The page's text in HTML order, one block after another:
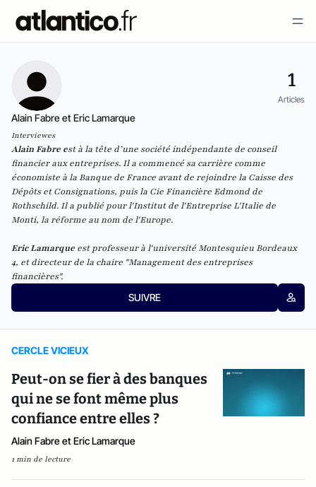
1
Articles
Alain Fabre et Eric Lamarque
Interviewes
Alain Fabre est à la tête d’une société indépendante de conseil
financier aux entreprises. Il a commencé sa carrière comme
économiste à la Banque de France avant de rejoindre la Caisse des
Dépôts et Consignations, puis la Cie Financière Edmond de
Rothschild. Il a publié pour l'Institut de l'EntrepriseL'Italie de
Monti, la réforme au nom de l'Europe.
Eric Lamarque est professeur à l'université Montesquieu Bordeaux
4, et directeur de la chaire "Management des entreprises
financières".
SUIVRE
CERCLE VICIEUX
Peut-on se fier à des banques
qui ne se font même plus
confiance entre elles ?
Alain Fabre et Eric Lamarque
1 min de lecture